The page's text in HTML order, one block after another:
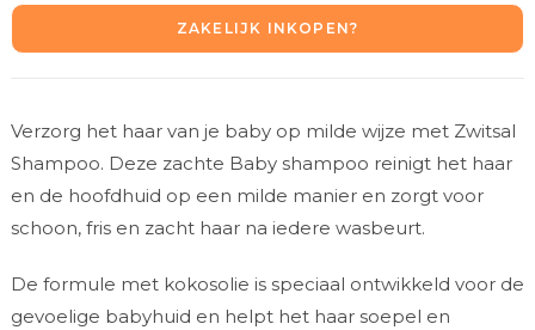
ZAKELIJK INKOPEN?
Verzorg het haar van je baby op milde wijze met Zwitsal
Shampoo. Deze zachte Baby shampoo reinigt het haar
en de hoofdhuid op een milde manier en zorgt voor
schoon, fris en zacht haar na iedere wasbeurt.
De formule met kokosolie is speciaal ontwikkeld voor de
gevoelige babyhuid en helpt het haar soepel en